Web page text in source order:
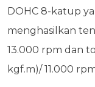
DOHC 8-katup
menghasilkan
13.000 rpm dan
kgf.m)/ 11.000